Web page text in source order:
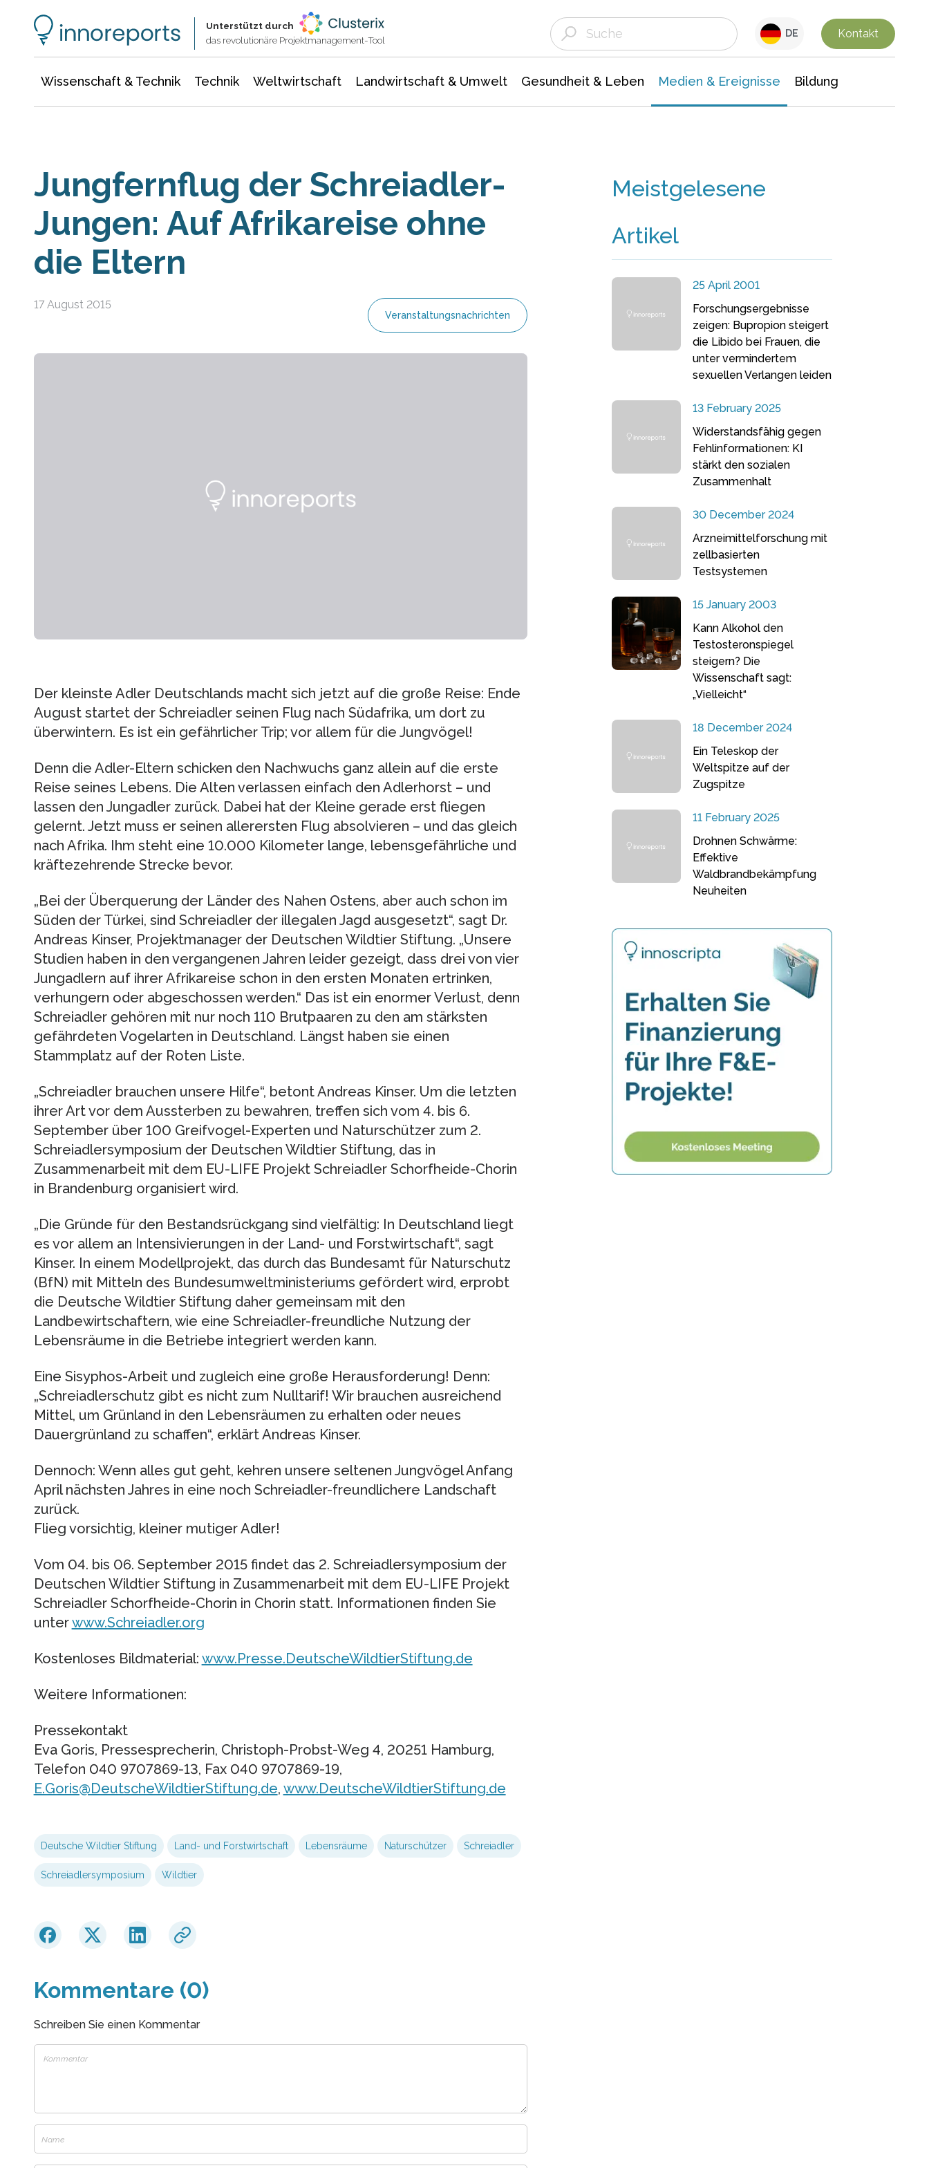
Unterstützt durch
das revolutionäre Projektmanagement-Tool
DE Kontakt
Wissenschaft & Technik Technik Weltwirtschaft Landwirtschaft & Umwelt Gesundheit & Leben Medien & Ereignisse Bildung
Jungfernflug der Schreiadler-
Jungen: Auf Afrikareise ohne
die Eltern
17 August 2015
Veranstaltungsnachrichten
Der kleinste Adler Deutschlands macht sich jetzt auf die große Reise: Ende
August startet der Schreiadler seinen Flug nach Südafrika, um dort zu
überwintern. Es ist ein gefährlicher Trip; vor allem für die Jungvögel!
Denn die Adler-Eltern schicken den Nachwuchs ganz allein auf die erste
Reise seines Lebens. Die Alten verlassen einfach den Adlerhorst – und
lassen den Jungadler zurück. Dabei hat der Kleine gerade erst fliegen
gelernt. Jetzt muss er seinen allerersten Flug absolvieren – und das gleich
nach Afrika. Ihm steht eine 10.000 Kilometer lange, lebensgefährliche und
kräftezehrende Strecke bevor.
„Bei der Überquerung der Länder des Nahen Ostens, aber auch schon im
Süden der Türkei, sind Schreiadler der illegalen Jagd ausgesetzt“, sagt Dr.
Andreas Kinser, Projektmanager der Deutschen Wildtier Stiftung. „Unsere
Studien haben in den vergangenen Jahren leider gezeigt, dass drei von vier
Jungadlern auf ihrer Afrikareise schon in den ersten Monaten ertrinken,
verhungern oder abgeschossen werden.“ Das ist ein enormer Verlust, denn
Schreiadler gehören mit nur noch 110 Brutpaaren zu den am stärksten
gefährdeten Vogelarten in Deutschland. Längst haben sie einen
Stammplatz auf der Roten Liste.
„Schreiadler brauchen unsere Hilfe“, betont Andreas Kinser. Um die letzten
ihrer Art vor dem Aussterben zu bewahren, treffen sich vom 4. bis 6.
September über 100 Greifvogel-Experten und Naturschützer zum 2.
Schreiadlersymposium der Deutschen Wildtier Stiftung, das in
Zusammenarbeit mit dem EU-LIFE Projekt Schreiadler Schorfheide-Chorin
in Brandenburg organisiert wird.
„Die Gründe für den Bestandsrückgang sind vielfältig: In Deutschland liegt
es vor allem an Intensivierungen in der Land- und Forstwirtschaft“, sagt
Kinser. In einem Modellprojekt, das durch das Bundesamt für Naturschutz
(BfN) mit Mitteln des Bundesumweltministeriums gefördert wird, erprobt
die Deutsche Wildtier Stiftung daher gemeinsam mit den
Landbewirtschaftern, wie eine Schreiadler-freundliche Nutzung der
Lebensräume in die Betriebe integriert werden kann.
Eine Sisyphos-Arbeit und zugleich eine große Herausforderung! Denn:
„Schreiadlerschutz gibt es nicht zum Nulltarif! Wir brauchen ausreichend
Mittel, um Grünland in den Lebensräumen zu erhalten oder neues
Dauergrünland zu schaffen“, erklärt Andreas Kinser.
Dennoch: Wenn alles gut geht, kehren unsere seltenen Jungvögel Anfang
April nächsten Jahres in eine noch Schreiadler-freundlichere Landschaft
zurück.
Flieg vorsichtig, kleiner mutiger Adler!
Vom 04. bis 06. September 2015 findet das 2. Schreiadlersymposium der
Deutschen Wildtier Stiftung in Zusammenarbeit mit dem EU-LIFE Projekt
Schreiadler Schorfheide-Chorin in Chorin statt. Informationen finden Sie
unterwww.Schreiadler.org
Kostenloses Bildmaterial: www.Presse.DeutscheWildtierStiftung.de
Weitere Informationen:
Pressekontakt
Eva Goris, Pressesprecherin, Christoph-Probst-Weg 4, 20251 Hamburg,
Telefon 040 9707869-13, Fax 040 9707869-19,
E.Goris@DeutscheWildtierStiftung.de, www.DeutscheWildtierStiftung.de
Deutsche Wildtier Stiftung Land- und Forstwirtschaft Lebensräume Naturschützer Schreiadler
Schreiadlersymposium Wildtier
Kommentare (0)
Schreiben Sie einen Kommentar
Meistgelesene
Artikel
25 April 2001
Forschungsergebnisse
zeigen: Bupropion steigert
die Libido bei Frauen, die
unter vermindertem
sexuellen Verlangen leiden
13 February 2025
Widerstandsfähig gegen
Fehlinformationen: KI
stärkt den sozialen
Zusammenhalt
30 December 2024
Arzneimittelforschung mit
zellbasierten
Testsystemen
15 January 2003
Kann Alkohol den
Testosteronspiegel
steigern? Die
Wissenschaft sagt:
„Vielleicht“
18 December 2024
Ein Teleskop der
Weltspitze auf der
Zugspitze
11 February 2025
Drohnen Schwärme:
Effektive
Waldbrandbekämpfung
Neuheiten